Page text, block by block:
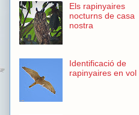
Els rapinyaires
nocturns de casa
nostra
Identificació de
rapinyaires en vol